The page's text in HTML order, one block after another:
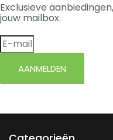
Exclusieve
jouw mailbox.
AANMELDEN